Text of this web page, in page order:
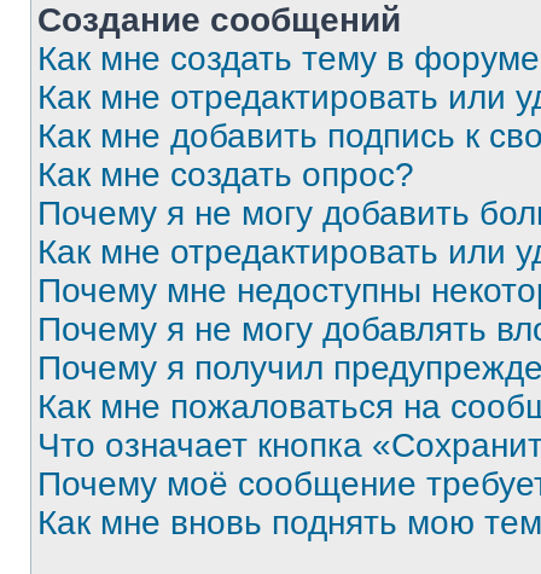
Создание сообщений
Как мне создать тему в
Как мне отредактировать или
Как мне добавить подпись к
Как мне создать опрос?
Почему я не могу добавить
Как мне отредактировать или
Почему мне недоступны
Почему я не могу добавлять
Почему я получил
Как мне пожаловаться на
Что означает кнопка
Почему моё сообщение
Как мне вновь поднять мою